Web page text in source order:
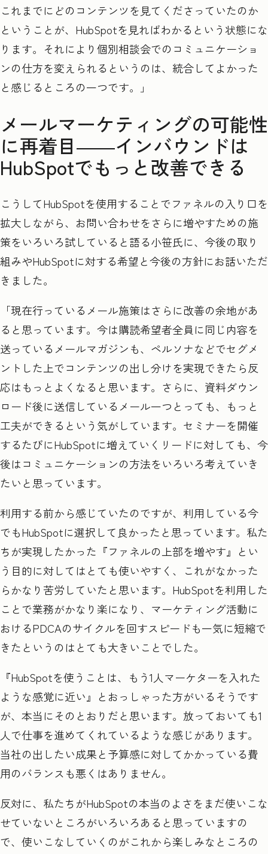
これまでにどのコンテンツを見てくださっていたのか
ということが、 HubSpotを見ればわかるという状態にな
ります。それにより個別相談会でのコミュニケーショ
ンの仕方を変えられるというのは、統合してよかった
と感じるところの一つです。」
メールマーケティングの可能性
に再着目――インバウンドは
HubSpotでもっと改善できる
こうしてHubSpotを使用することでファネルの入り口を
拡大しながら、お問い合わせをさらに増やすための施
策をいろいろ試していると語る小笹氏に、今後の取り
組みやHubSpotに対する希望と今後の方針にお話いただ
きました。
「現在行っているメール施策はさらに改善の余地があ
ると思っています。今は購読希望者全員に同じ内容を
送っているメールマガジンも、ペルソナなどでセグメ
ントした上でコンテンツの出し分けを実現できたら反
応はもっとよくなると思います。さらに、資料ダウン
ロード後に送信しているメール一つとっても、もっと
工夫ができるという気がしています。セミナーを開催
するたびにHubSpotに増えていくリードに対しても、今
後はコミュニケーションの方法をいろいろ考えていき
たいと思っています。
利用する前から感じていたのですが、利用している今
でもHubSpotに選択して良かったと思っています。私た
ちが実現したかった『ファネルの上部を増やす』とい
う目的に対してはとても使いやすく、これがなかった
らかなり苦労していたと思います。 HubSpotを利用した
ことで業務がかなり楽になり、マーケティング活動に
おけるPDCAのサイクルを回すスピードも一気に短縮で
きたというのはとても大きいことでした。
『HubSpotを使うことは、もう1人マーケターを入れた
ような感覚に近い』とおっしゃった方がいるそうです
が、本当にそのとおりだと思います。放っておいても1
人で仕事を進めてくれているような感じがあります。
当社の出したい成果と予算感に対してかかっている費
用のバランスも悪くはありません。
反対に、私たちがHubSpotの本当のよさをまだ使いこな
せていないところがいろいろあると思っていますの
で、使いこなしていくのがこれから楽しみなところの